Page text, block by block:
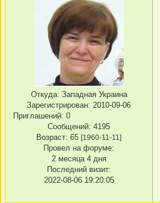
Откуда: Западная Украина
Зарегистрирован: 2010-09-06
Приглашений: 0
Сообщений: 4195
Возраст: 65 [1960-11-11]
Провел на форуме:
2 месяца 4 дня
Последний визит:
2022-08-06 19:20:05